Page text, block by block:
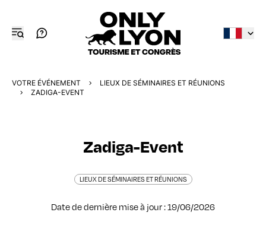
VOTRE ÉVÉNEMENT
LIEUX DE SÉMINAIRES ET RÉUNIONS
ZADIGA-EVENT
Zadiga-Event
LIEUX DE SÉMINAIRES ET RÉUNIONS
Date de dernière mise à jour : 19/06/2026